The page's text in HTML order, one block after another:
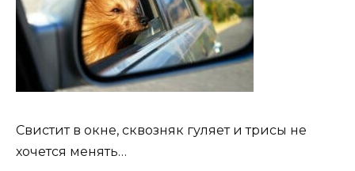
Свистит в окне, сквозняк гуляет и трисы не
хочется менять…